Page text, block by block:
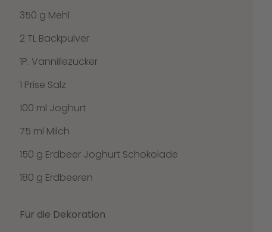
350 g Mehl
2 TL Backpulver
1P. Vannillezucker
1 Prise Salz
100 ml Joghurt
75 ml Milch
150 g Erdbeer Joghurt Schokolade
180 g Erdbeeren
Für die Dekoration